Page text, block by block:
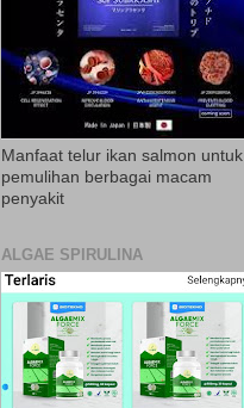
Manfaat telur ikan salmon untuk
pemulihan berbagai macam
penyakit
ALGAE SPIRULINA